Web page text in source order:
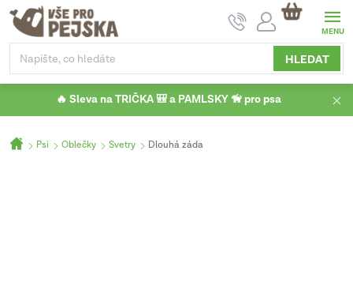
Přejít
obsah
HLEDAT
NÁKUPNÍ
KOŠÍK
🔥 Sleva na TRIČKA 🎒 a PAMLSKY 🦮 pro psa
Domů
Psi Oblečky Svetry Dlouhá záda